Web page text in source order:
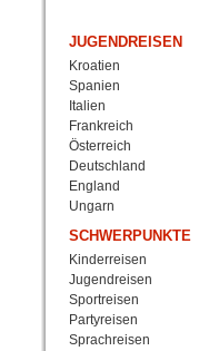
JUGENDREISEN
Kroatien
Spanien
Italien
Frankreich
Österreich
Deutschland
England
Ungarn
SCHWERPUNKTE
Kinderreisen
Jugendreisen
Sportreisen
Partyreisen
Sprachreisen